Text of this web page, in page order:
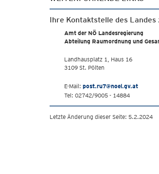
Ihre Kontaktstelle des
Amt der NÖ Landesregierung
Abteilung Raumordnung und
Landhausplatz 1, Haus 16
3109 St. Pölten
E-Mail: post.ru7@noel.gv.at
Tel: 02742/9005 - 14884
Letzte Änderung dieser Seite: 5.2.2024